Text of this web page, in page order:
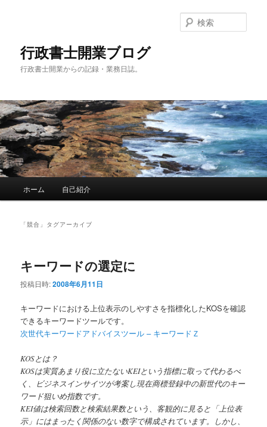
へ
移
動
移
動
行政書士開業ブログ
行政書士開業からの記録・業務日誌。
索
ホーム 自己紹介
「競合 」タグアーカイブ
キーワードの選定に
投稿日時:2008年6月11日
キーワードにおける上位表示のしやすさを指標化したKOSを確認
できるキーワードツールです。
次世代キーワードアドバイスツール – キーワードＺ
KOSとは？
KOSは実質あまり役に立たないKEIという指標に取って代わるべ
く、ビジネスインサイツが考案し現在商標登録中の新世代のキー
ワード狙いめ指数です。
KEI値は検索回数と検索結果数という、客観的に見ると「上位表
示」にはまったく関係のない数字で構成されています。しかし、